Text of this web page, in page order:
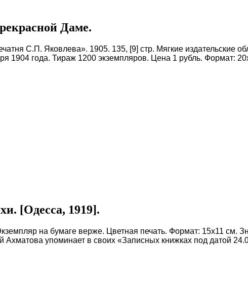
Даме.
С.П. Яковлева». 1905. 135, [9] стр. Мягкие
1904 года. Тираж 1200 экземпляров. Цена 1 рубль. Формат:
[Одесса, 1919].
на бумаге верже. Цветная печать. Формат: 15х11 см.
Ахматова упоминает в своих «Записных книжках под датой